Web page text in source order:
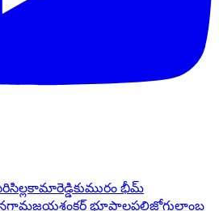
కామారెడ్డికుమురం భీమ్
జయశంకర్ భూపాలపల్లిజోగులాంబ